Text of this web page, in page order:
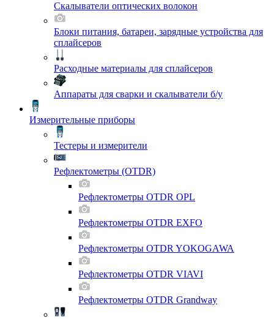
Скалыватели оптических волокон
Блоки питания, батареи, зарядные устройства для
сплайсеров
Расходные материалы для сплайсеров
Аппараты для сварки и скалыватели б/у
Измерительные приборы
Тестеры и измерители
Рефлектометры (OTDR)
Рефлектометры OTDR OPL
Рефлектометры OTDR EXFO
Рефлектометры OTDR YOKOGAWA
Рефлектометры OTDR VIAVI
Рефлектометры OTDR Grandway